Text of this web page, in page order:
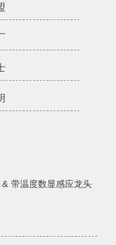
带温度数显感应龙头